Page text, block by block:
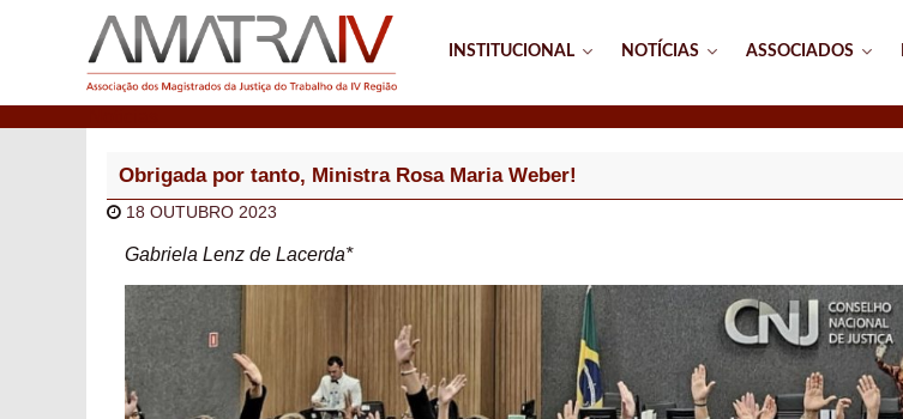
INSTITUCIONAL NOTÍCIAS ASSOCIADOS
Obrigada por tanto, Ministra Rosa Maria Weber!
18 OUTUBRO 2023
Gabriela Lenz de Lacerda*